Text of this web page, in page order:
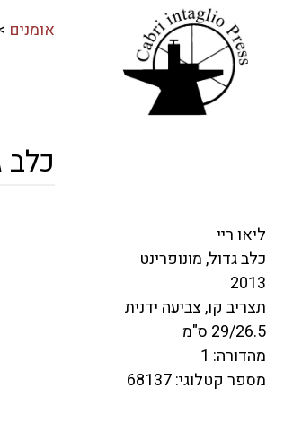
אומנים
כלב
ליאו ריי
כלב גדול, מונופרינט
2013
תצריב קו, צביעה ידנית
29/26.5 ס"מ
מהדורה: 1
מספר קטלוגי: 68137